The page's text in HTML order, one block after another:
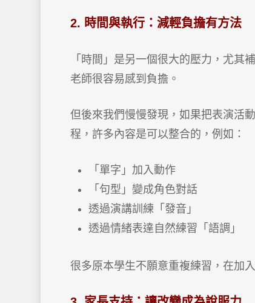
2. 時間與執行：減輕負擔有方法
「時間」是另一個很大的壓力，尤其
老師很容易感到負擔。
但後來我們慢慢發現，如果把表演活
程，許多內容是可以整合的，例如：
「單字」加入動作
「句型」變成角色對話
透過演講訓練「發音」
透過情緒表達自然練習「語調」
很多原本學生不願意重複練習，在加